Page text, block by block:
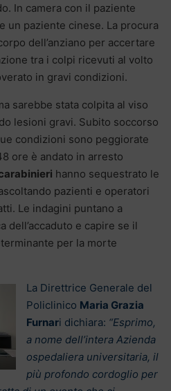
In camera con il paziente
un paziente cinese. La procura
dell’anziano per accertare
tra i colpi ricevuti al volto
in gravi condizioni.
sarebbe stata colpita al viso
lesioni gravi. Subito soccorso
condizioni sono peggiorate
ore è andato in arresto
hanno sequestrato le
pazienti e operatori
Le indagini puntano a
dell’accaduto e capire se il
per la morte
La Direttrice Generale del
Policlinico Maria Grazia
Furnari dichiara: “Esprimo,
a nome dell’intera Azienda
ospedaliera universitaria, il
più profondo cordoglio per